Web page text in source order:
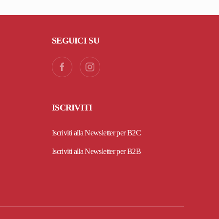
SEGUICI SU
ISCRIVITI
Iscriviti alla Newsletter per B2C
Iscriviti alla Newsletter per B2B